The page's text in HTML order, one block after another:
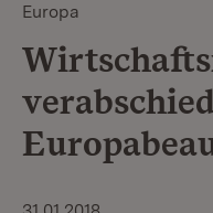
Europa